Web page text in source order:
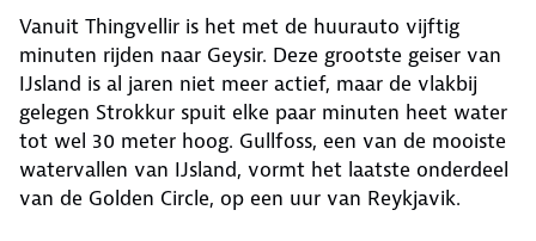
Vanuit Thingvellir is het met de huurauto vijftig
minuten rijden naar Geysir. Deze grootste geiser van
IJsland is al jaren niet meer actief, maar de vlakbij
gelegen Strokkur spuit elke paar minuten heet water
tot wel 30 meter hoog. Gullfoss, een van de mooiste
watervallen van IJsland, vormt het laatste onderdeel
van de Golden Circle, op een uur van Reykjavik.